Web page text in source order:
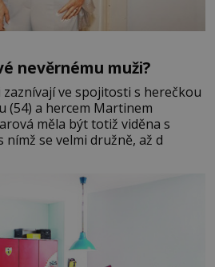
nevěrnému muži?
ve spojitosti s herečkou
(54) a hercem Martinem
měla být totiž viděna s
nímž se velmi družně, až d